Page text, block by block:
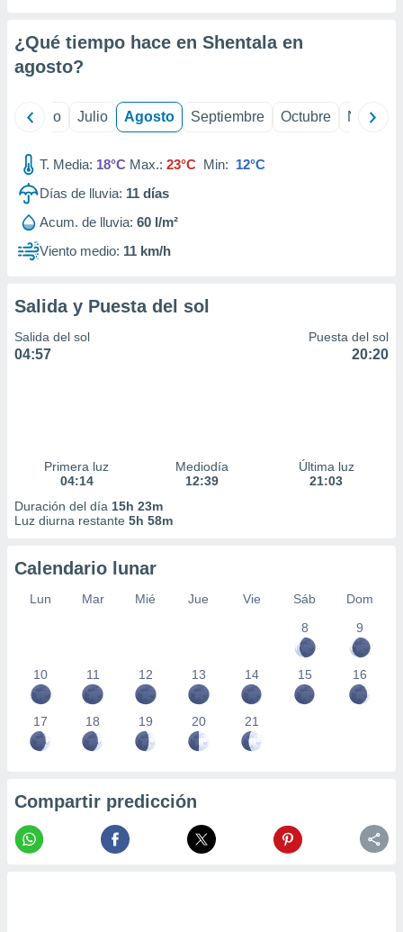
e
mediante
publicidad
publicidad
de
1199
¿Qué tiempo hace en Shentala en
agosto?
Junio Julio Agosto Septiembre Octubre
T. Media: 18°C Max.: 23°C Min: 12°C
Días de lluvia: 11 días
Acum. de lluvia: 60 l/m²
Viento medio: 11 km/h
Salida y Puesta del sol
Salida del sol
04:57
Puesta del sol
20:20
Primera luz
04:14
Mediodía
12:39
Última luz
21:03
Duración del día 15h 23m
Luz diurna restante 5h 58m
Calendario lunar
Lun Mar Mié Jue Vie Sáb
Dom
8
9
10 11 12 13 14 15 16
17 18 19 20 21
Compartir predicción